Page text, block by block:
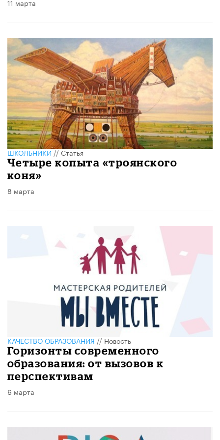
11 марта
ШКОЛЬНИКИ//Статья
Четыре копыта «троянского
коня»
8 марта
КАЧЕСТВО ОБРАЗОВАНИЯ // Новость
Горизонты современного
образования: от вызовов к
перспективам
6 марта